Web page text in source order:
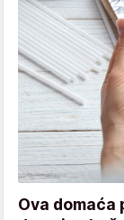
Ova domaća